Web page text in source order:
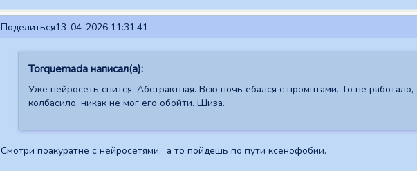
Поделиться13-04-2026 11:31:41
Torquemada написал(а):
Уже нейросеть снится. Абстрактная. Всю ночь ебался с промптами. То не
колбасило, никак не мог его обойти. Шиза.
Смотри поакуратне с нейросетями, а то пойдешь по пути ксенофобии.